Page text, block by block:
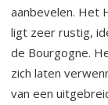
aanbevelen. Het
ligt zeer rustig,
de Bourgogne.
zich laten
van een